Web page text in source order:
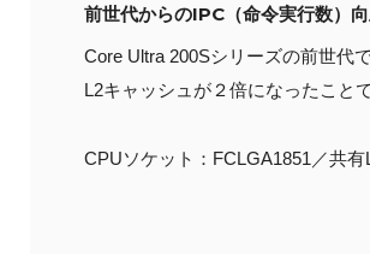
前世代からのIPC（命令実行数）
Core Ultra 200Sシリーズの前世代
L2キャッシュが２倍になったこと
CPUソケット：FCLGA1851／共